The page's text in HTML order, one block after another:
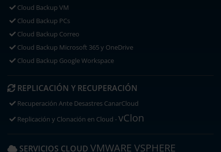
Cloud Backup VM
Cloud Backup PCs
Cloud Backup Correo
Cloud Backup Microsoft 365 y OneDrive
Cloud Backup Google Workspace
REPLICACIÓN Y RECUPERACIÓN
Recuperación Ante Desastres CanarCloud
Replicación y Clonación en Cloud -vClon
SERVICIOS CLOUD VMWARE VSPHERE